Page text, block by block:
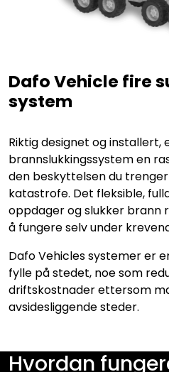
Dafo Vehicle fire
system
Riktig designet og installert,
brannslukkingssystem en
den beskyttelsen du
katastrofe. Det fleksible,
oppdager og slukker brann
å fungere selv under
Dafo Vehicles systemer er
fylle på stedet, noe som
driftskostnader ettersom
avsidesliggende steder.
Hvordan